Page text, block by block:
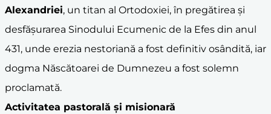
Alexandriei, un titan al Ortodoxiei, în pregătirea și
desfășurarea Sinodului Ecumenic de la Efes din anul
431, unde erezia nestoriană a fost definitiv osândită, iar
dogma Născătoarei de Dumnezeu a fost solemn
proclamată.
Activitatea pastorală și misionară